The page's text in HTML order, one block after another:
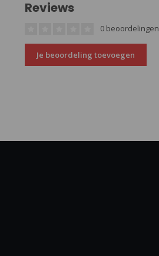
Reviews
0 beoordelingen
Je beoordeling toevoegen